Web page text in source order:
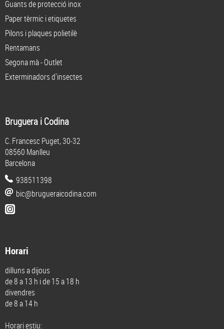
Guants de protecció inox
Paper tèrmic i etiquetes
Pilons i plaques polietilè
Rentamans
Segona mà - Outlet
Exterminadors d'insectes
Bruguera i Codina
C. Francesc Puget, 30-32
08560 Manlleu
Barcelona
938511398
bic@brugueraicodina.com
Horari
dilluns a dijous
de 8 a 13 h i de 15 a 18 h
divendres
de 8 a 14 h
Horari estiu: